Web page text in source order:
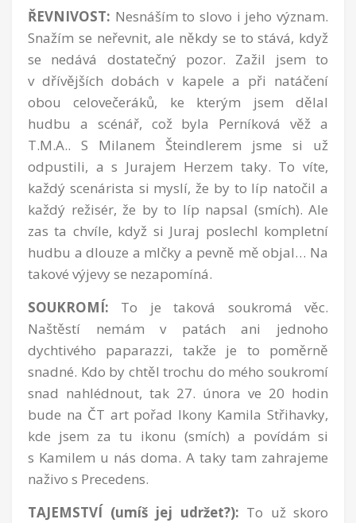
ŘEVNIVOST: Nesnáším to slovo i jeho význam.
Snažím se neřevnit, ale někdy se to stává, když
se nedává dostatečný pozor. Zažil jsem to
v dřívějších dobách v kapele a při natáčení
obou celovečeráků, ke kterým jsem dělal
hudbu a scénář, což byla Perníková věž a
T.M.A.. S Milanem Šteindlerem jsme si už
odpustili, a s Jurajem Herzem taky. To víte,
každý scenárista si myslí, že by to líp natočil a
každý režisér, že by to líp napsal (smích). Ale
zas ta chvíle, když si Juraj poslechl kompletní
hudbu a dlouze a mlčky a pevně mě objal… Na
takové výjevy se nezapomíná.
SOUKROMÍ:
To je taková soukromá věc.
Naštěstí nemám v patách ani jednoho
dychtivého paparazzi, takže je to poměrně
snadné. Kdo by chtěl trochu do mého soukromí
snad nahlédnout, tak 27. února ve 20 hodin
bude na ČT art pořad Ikony Kamila Střihavky,
kde jsem za tu ikonu (smích) a povídám si
s Kamilem u nás doma. A taky tam zahrajeme
naživo s Precedens.
TAJEMSTVÍ (umíš jej udržet?): To už skoro